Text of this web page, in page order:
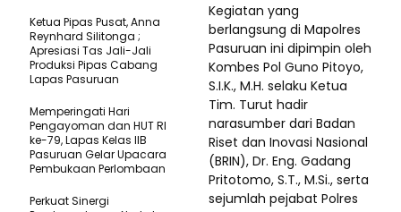
Kegiatan yang
berlangsung di Mapolres
Pasuruan ini dipimpin oleh
Kombes Pol Guno Pitoyo,
S.I.K., M.H. selaku Ketua
Tim. Turut hadir
narasumber dari Badan
Riset dan Inovasi Nasional
(BRIN), Dr. Eng. Gadang
Pritotomo, S.T., M.Si., serta
sejumlah pejabat Polres
Ketua Pipas Pusat, Anna
Reynhard Silitonga ;
Apresiasi Tas Jali-Jali
Produksi Pipas Cabang
Lapas Pasuruan
Memperingati Hari
Pengayoman dan HUT RI
ke-79, Lapas Kelas IIB
Pasuruan Gelar Upacara
Pembukaan Perlombaan
Perkuat Sinergi